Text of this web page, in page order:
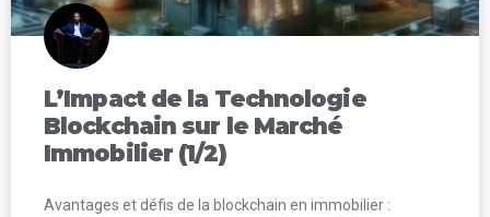
L’Impact de la Technologie
Blockchain sur le Marché
Immobilier (1/2)
Avantages et défis de la blockchain en immobilier :